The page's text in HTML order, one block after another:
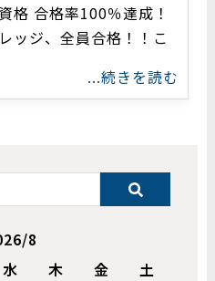
格 合格率100％達成！
ッジ、全員合格！！こ
...続きを読む
8
水 木 金
土